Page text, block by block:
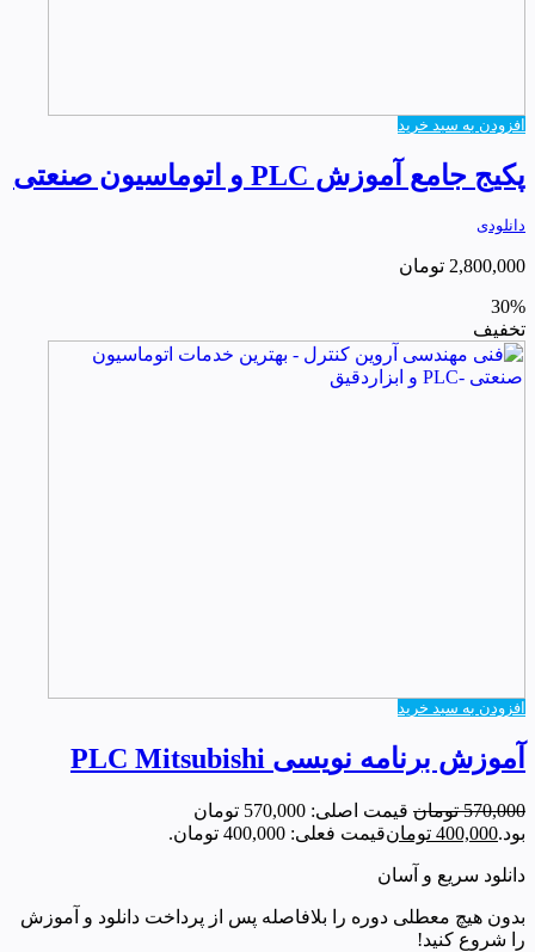
افزودن به سبد خرید
پکیج جامع آموزش PLC و اتوماسیون صنعتی
دانلودی
2,800,000 تومان
30%
تخفیف
افزودن به سبد خرید
آموزش برنامه‌ نویسی PLC Mitsubishi
570,000 تومان
قیمت اصلی: 570,000 تومان
بود.400,000 تومانقیمت فعلی: 400,000 تومان.
دانلود سریع و آسان
بدون هیچ معطلی دوره را بلافاصله پس از پرداخت دانلود و آموزش
را شروع کنید!